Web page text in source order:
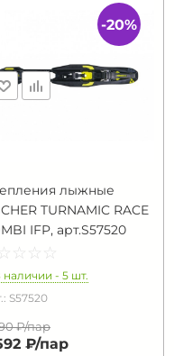
лыжные
TURNAMIC RACE
IFP, арт.S57520
☆ ☆ ☆ ☆
★ ★ ★ ★
наличии - 5 шт.
S57520
₽/пар
₽/пар
-20%